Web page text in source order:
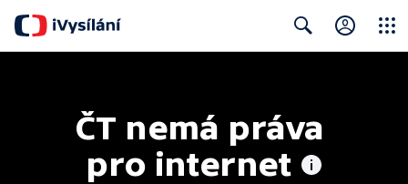
ČT nemá práva
pro internet